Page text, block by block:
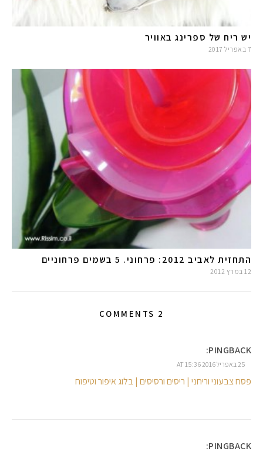
יש ריח של ספרינג באוויר
7 באפריל 2017
התחזית לאביב 2012: פרחוני. 5 בשמים פרחוניים
12 במרץ 2012
2 COMMENTS
PINGBACK:
25 באפריל 2016 AT 15:36
פסח צבעוני וריחני | ריסים ורסיסים | בלוג איפור וטיפוח
PINGBACK: